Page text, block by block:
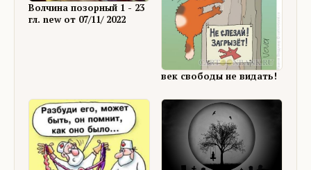
Волчина позорный 1 - 23
гл. new от 07/11/ 2022
век свободы не видать!